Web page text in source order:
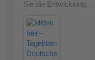
Sie die Entwicklung…